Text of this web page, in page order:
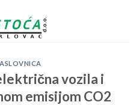
vozila i
emisijom CO2